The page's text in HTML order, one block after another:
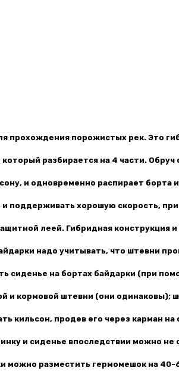
прохождения порожистых рек. Это
разбирается на 4 части. Обруч
и одновременно распирает борта
поддерживать хорошую скорость,
леей. Гибридная конструкция
надо учитывать, что штевни
сиденье на бортах байдарки (при
и кормовой штевни (они одинаковы);
кильсон, продев его через карман на
и сиденье впоследствии можно не
можно разместить гермомешок на 40-